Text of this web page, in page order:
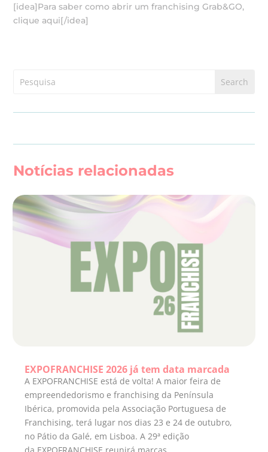
[idea]Para saber como abrir um franchising Grab&GO,
clique aqui[/idea]
Notícias relacionadas
EXPOFRANCHISE 2026 já tem data marcada
A EXPOFRANCHISE está de volta! A maior feira de
empreendedorismo e franchising da Península
Ibérica, promovida pela Associação Portuguesa de
Franchising, terá lugar nos dias 23 e 24 de outubro,
no Pátio da Galé, em Lisboa. A 29ª edição